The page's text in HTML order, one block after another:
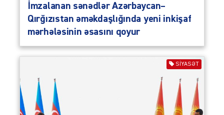
İmzalanan sənədlər Azərbaycan–
Qırğızıstan əməkdaşlığında yeni inkişaf
mərhələsinin əsasını qoyur
SIYASƏT